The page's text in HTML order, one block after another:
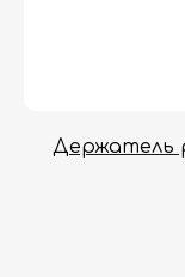
Держатель
Политика